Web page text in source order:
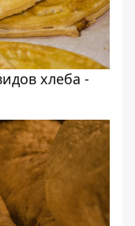
хлеба -